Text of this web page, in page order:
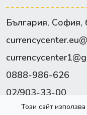
България,
0888-986-626
02/903-33-00
Facebook
Този сайт